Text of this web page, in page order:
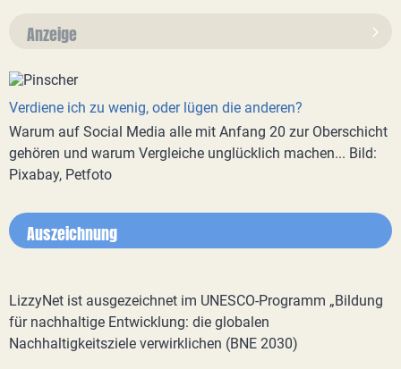
Anzeige
Verdiene ich zu wenig, oder lügen die anderen?
Warum auf Social Media alle mit Anfang 20 zur Oberschicht
gehören und warum Vergleiche unglücklich machen... Bild:
Pixabay, Petfoto
Auszeichnung
LizzyNet ist ausgezeichnet im UNESCO-Programm „Bildung
für nachhaltige Entwicklung: die globalen
Nachhaltigkeitsziele verwirklichen (BNE 2030)